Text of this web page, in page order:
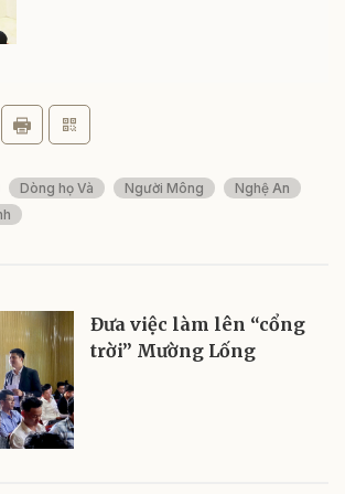
Dòng họ Và Người Mông
Nghệ An
Đưa việc làm lên “cổng
trời” Mường Lống